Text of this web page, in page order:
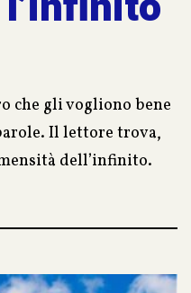
che gli vogliono bene
Il lettore trova,
dell’infinito.